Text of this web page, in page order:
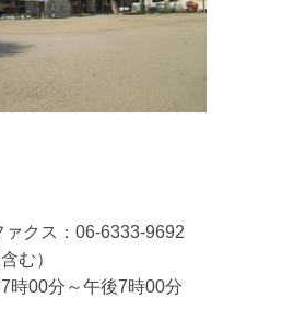
クス：06-6333-9692
む）
時00分～午後7時00分